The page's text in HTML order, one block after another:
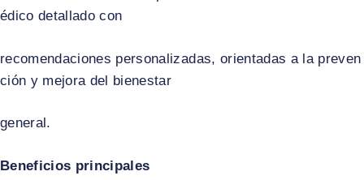
édico detallado con
recomendaciones personalizadas, orientadas a la preven
ción y mejora del bienestar
general.
Beneficios principales